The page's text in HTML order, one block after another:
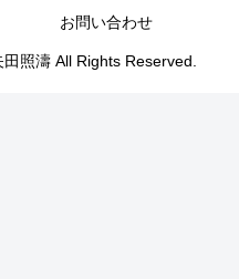
お問い合わせ
照濤 All Rights Reserved.